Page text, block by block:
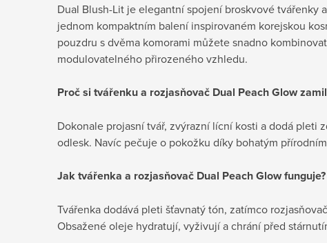
Dual Blush-Lit je elegantní spojeníbroskvové tvářenky
jednom kompaktním balení inspirovaném korejskou
pouzdru s dvěma komorami můžete snadno
modulovatelného přirozeného vzhledu.
Proč si tvářenku a rozjasňovač Dual Peach Glow
Dokonale projasní tvář, zvýrazní lícní kosti a dodá pleti
odlesk. Navíc pečuje o pokožku díky bohatým
Jak tvářenka a rozjasňovač Dual Peach Glow funguje?
Tvářenka dodává pleti šťavnatý tón, zatímco
Obsažené oleje hydratují, vyživují a chrání před